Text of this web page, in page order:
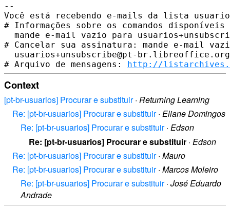
--
Você está recebendo e-mails da lista
# Informações sobre os comandos
mande e-mail vazio para
# Cancelar sua assinatura: mande e-mail
  usuarios+unsubscribe@pt-br.libreoffice.org
# Arquivo de mensagens: http://
Context
[pt-br-usuarios] Procurar e substituir· Returning Learning
Re: [pt-br-usuarios] Procurar e substituir· Eliane Domingos
Re: [pt-br-usuarios] Procurar e substituir· Edson
Re: [pt-br-usuarios] Procurar e substituir · Edson
Re: [pt-br-usuarios] Procurar e substituir· Mauro
Re: [pt-br-usuarios] Procurar e substituir· Marcos Moleiro
Re: [pt-br-usuarios] Procurar e substituir· José Eduardo
Andrade